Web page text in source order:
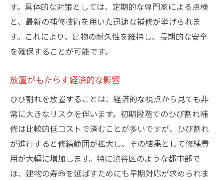
す。具体的な対策としては、定期的な専門家による点検
と、最新の補修技術を用いた迅速な補修が挙げられま
す。これにより、建物の耐久性を維持し、長期的な安全
を確保することが可能です。
放置がもたらす経済的な影響
ひび割れを放置することは、経済的な視点から見ても非
常に大きなリスクを伴います。初期段階でのひび割れ補
修は比較的低コストで済むことが多いですが、ひび割れ
が進行すると修繕範囲が拡大し、その結果として修繕費
用が大幅に増加します。特に渋谷区のような都市部で
は、建物の寿命を延ばすためにも早期対応が求められま